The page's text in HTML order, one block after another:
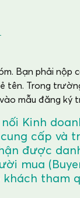
Bạn phải nộp
tên. Trong
mẫu đăng ký
Kinh
cấp và
được
mua
tham